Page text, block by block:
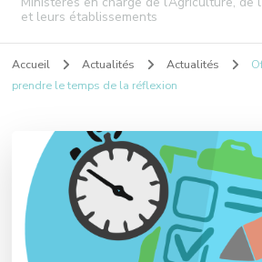
et leurs établissements
Accueil Actualités Actualités
prendre le temps de la réflexion